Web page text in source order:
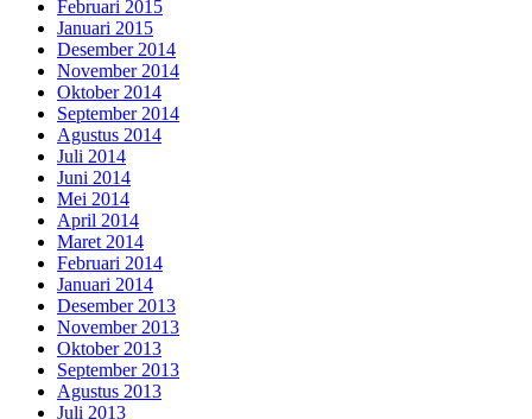
Februari 2015
Januari 2015
Desember 2014
November 2014
Oktober 2014
September 2014
Agustus 2014
Juli 2014
Juni 2014
Mei 2014
April 2014
Maret 2014
Februari 2014
Januari 2014
Desember 2013
November 2013
Oktober 2013
September 2013
Agustus 2013
Juli 2013